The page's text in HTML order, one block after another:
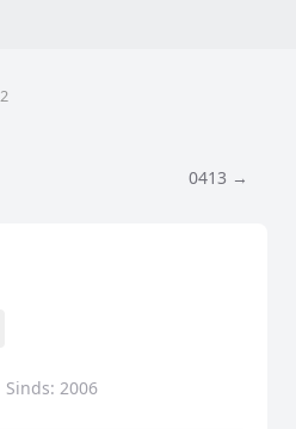
0413 →
Sinds: 2006